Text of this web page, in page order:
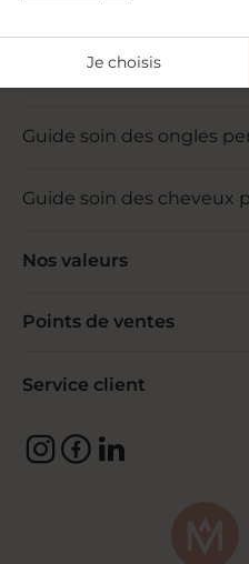
Guide soin de la peau
Guide soin des ongles
Guide soin des cheveux
Nos valeurs
Points de ventes
Service client
Je choisis